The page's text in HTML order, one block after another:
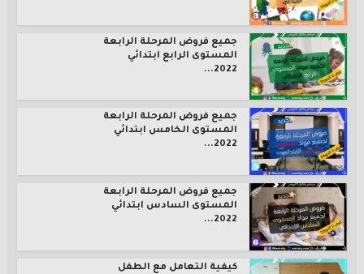
جميع فروض المرحلة الرابعة
المستوى الرابع ابتدائي
2022...
جميع فروض المرحلة الرابعة
المستوى الخامس ابتدائي
2022...
جميع فروض المرحلة الرابعة
المستوى السادس ابتدائي
2022...
كيفية التعامل مع الطفل